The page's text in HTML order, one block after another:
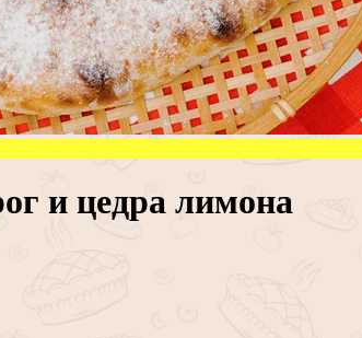
и цедра лимона